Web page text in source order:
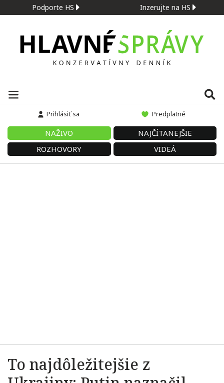
Podporte HS Inzerujte na HS
Prihlásiť sa Predplatné
NAŽIVO
NAJČÍTANEJŠIE
ROZHOVORY
VIDEÁ
To najdôležitejšie z